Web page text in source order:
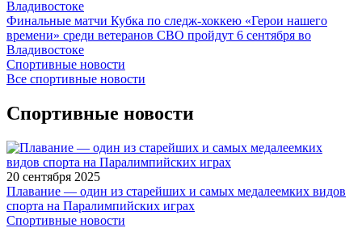
Финальные матчи Кубка по следж-хоккею «Герои нашего
времени» среди ветеранов СВО пройдут 6 сентября во
Владивостоке
Спортивные новости
Все спортивные новости
Спортивные новости
20 сентября 2025
Плавание — один из старейших и самых медалеемких видов
спорта на Паралимпийских играх
Спортивные новости